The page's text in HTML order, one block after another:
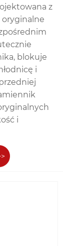
z
oryginalne
blokuje
i
i